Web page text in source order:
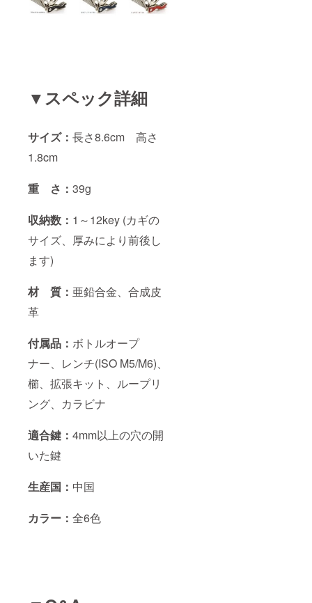
▼スペック詳細
サイズ： 長さ8.6cm 高さ
1.8cm
重 さ： 39g
収納数： 1～12key (カギの
サイズ、厚みにより前後し
ます)
材 質： 亜鉛合金、合成皮
革
付属品： ボトルオープ
ナー、レンチ(ISO M5/M6)、
櫛、拡張キット、ループリ
ング、カラビナ
適合鍵： 4mm以上の穴の開
いた鍵
生産国： 中国
カラー： 全6色